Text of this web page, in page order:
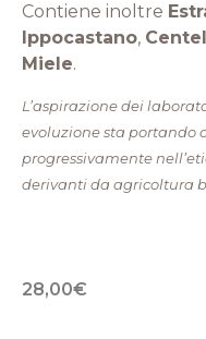
Contiene inoltre
Ippocastano,
Miele.
L’aspirazione dei
evoluzione sta portando
progressivamente
derivanti da agricoltura
28,00€